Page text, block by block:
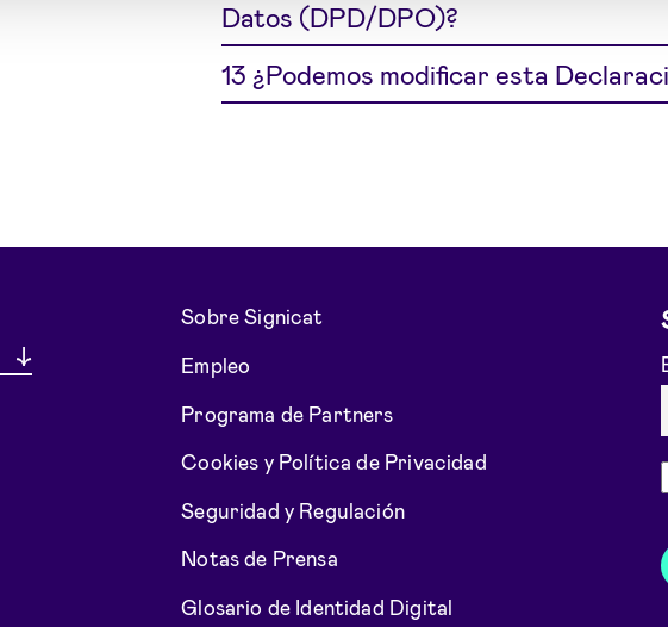
Datos (DPD/DPO)?
13 ¿Podemos modificar esta
Sobre Signicat
Empleo
Programa de Partners
Cookies y Política de Privacidad
Seguridad y Regulación
Notas de Prensa
Glosario de Identidad Digital